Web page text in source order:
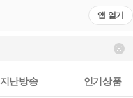
앱 열기
지난방송 인기상품